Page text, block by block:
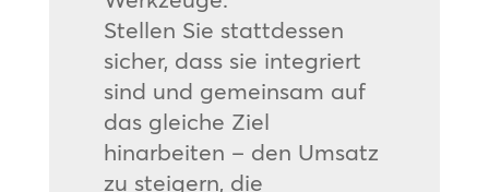
Stellen Sie stattdessen
sicher, dass sie integriert
sind und gemeinsam auf
das gleiche Ziel
hinarbeiten – den Umsatz
zu steigern, die